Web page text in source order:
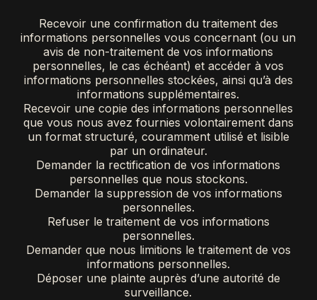
Recevoir une confirmation du traitement des
informations personnelles vous concernant (ou un
avis de non-traitement de vos informations
personnelles, le cas échéant) et accéder à vos
informations personnelles stockées, ainsi qu’à des
informations supplémentaires.
Recevoir une copie des informations personnelles
que vous nous avez fournies volontairement dans
un format structuré, couramment utilisé et lisible
par un ordinateur.
Demander la rectification de vos informations
personnelles que nous stockons.
Demander la suppression de vos informations
personnelles.
Refuser le traitement de vos informations
personnelles.
Demander que nous limitions le traitement de vos
informations personnelles.
Déposer une plainte auprès d’une autorité de
surveillance.